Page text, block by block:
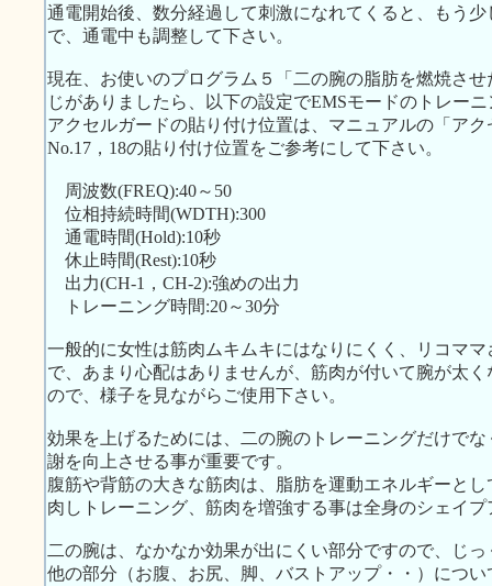
通電開始後、数分経過して刺激になれてくると、もう
で、通電中も調整して下さい。
現在、お使いのプログラム５「二の腕の脂肪を燃焼さ
じがありましたら、以下の設定でEMSモードのトレー
アクセルガードの貼り付け位置は、マニュアルの「ア
No.17，18の貼り付け位置をご参考にして下さい。
周波数(FREQ):40～50
位相持続時間(WDTH):300
通電時間(Hold):10秒
休止時間(Rest):10秒
出力(CH-1，CH-2):強めの出力
トレーニング時間:20～30分
一般的に女性は筋肉ムキムキにはなりにくく、リコマ
で、あまり心配はありませんが、筋肉が付いて腕が太
ので、様子を見ながらご使用下さい。
効果を上げるためには、二の腕のトレーニングだけで
謝を向上させる事が重要です。
腹筋や背筋の大きな筋肉は、脂肪を運動エネルギーと
肉しトレーニング、筋肉を増強する事は全身のシェイ
二の腕は、なかなか効果が出にくい部分ですので、じ
他の部分（お腹、お尻、脚、バストアップ・・）につ